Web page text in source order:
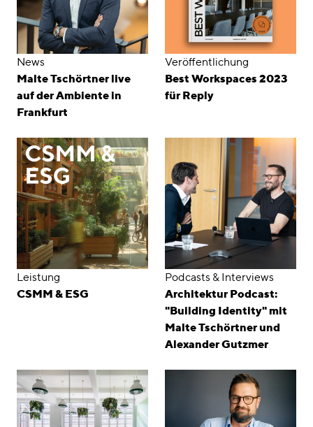
News
Malte Tschörtner live
auf der Ambiente in
Frankfurt
Veröffentlichung
Best Workspaces 2023
für Reply
Leistung
CSMM & ESG
Podcasts & Interviews
Architektur Podcast:
"Building Identity" mit
Malte Tschörtner und
Alexander Gutzmer